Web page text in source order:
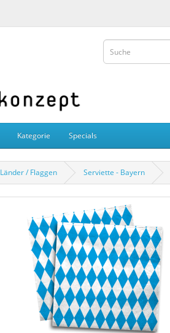
Kategorie Specials
Länder / Flaggen Serviette - Bayern